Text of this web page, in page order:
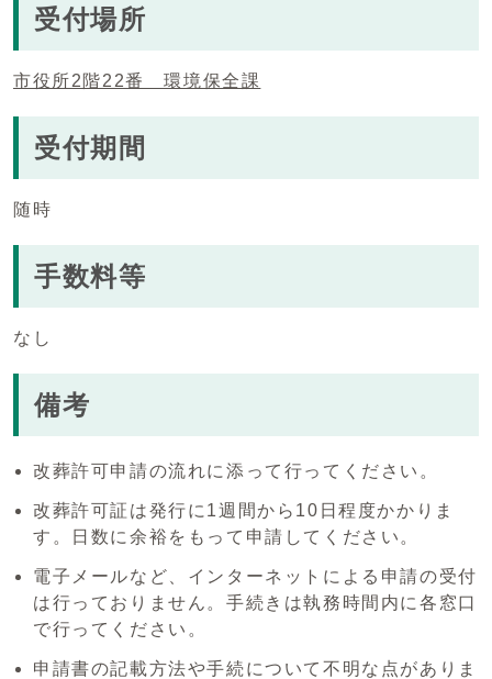
受付場所
市役所2階22番 環境保全課
受付期間
随時
手数料等
なし
備考
改葬許可申請の流れに添って行ってください。
改葬許可証は発行に1週間から10日程度かかりま
す。日数に余裕をもって申請してください。
電子メールなど、インターネットによる申請の受付
は行っておりません。手続きは執務時間内に各窓口
で行ってください。
申請書の記載方法や手続について不明な点がありま